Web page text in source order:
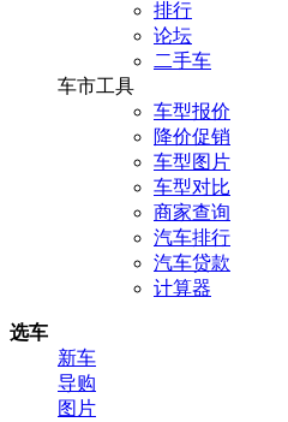
排行
论坛
二手车
车市工具
车型报价
降价促销
车型图片
车型对比
商家查询
汽车排行
汽车贷款
计算器
选车
新车
导购
图片